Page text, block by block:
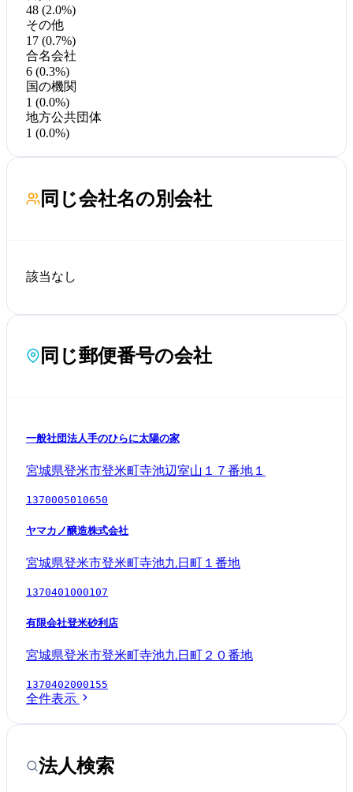
48 (2.0%)
その他
17 (0.7%)
合名会社
6 (0.3%)
国の機関
1 (0.0%)
地方公共団体
1 (0.0%)
同じ会社名の別会社
該当なし
同じ郵便番号の会社
一般社団法人手のひらに太陽の家
宮城県登米市登米町寺池辺室山１７番地１
1370005010650
ヤマカノ醸造株式会社
宮城県登米市登米町寺池九日町１番地
1370401000107
有限会社登米砂利店
宮城県登米市登米町寺池九日町２０番地
1370402000155
全件表示
法人検索